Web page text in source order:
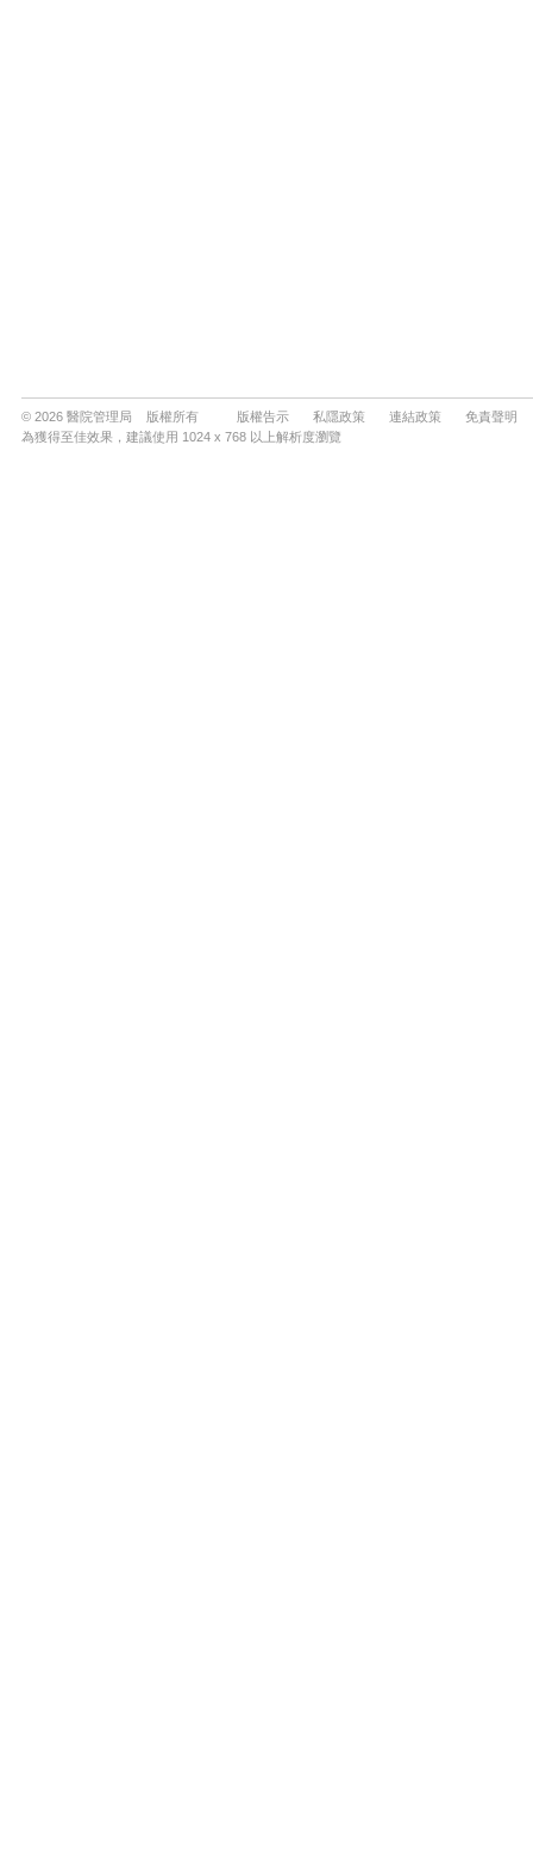
© 2026 醫院管理局 版權所有 版權告示 私隱政策 連結政策
免責聲明
為獲得至佳效果，建議使用 1024 x 768 以上解析度瀏覽